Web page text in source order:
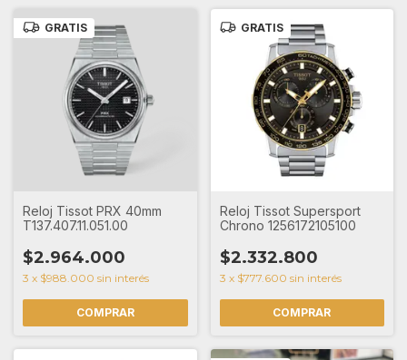
GRATIS
Reloj Tissot PRX 40mm
T137.407.11.051.00
$2.964.000
3 x $988.000 sin interés
GRATIS
Reloj Tissot Supersport
Chrono 1256172105100
$2.332.800
3 x $777.600 sin interés